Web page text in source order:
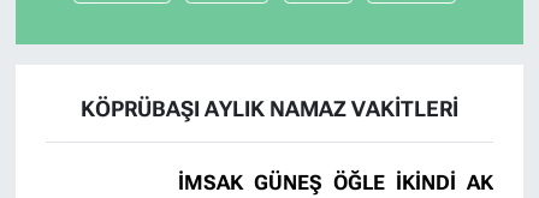
KÖPRÜBAŞI AYLIK NAMAZ VAKITLERI
İMSAK GÜNEŞ ÖĞLE İKINDI AKŞAM